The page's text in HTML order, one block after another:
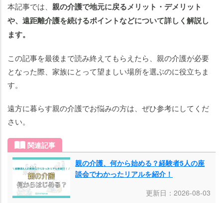
本記事では、 親の介護で地元に戻るメリット・デメリット
や、遠距離介護を続けるポイントなどについて詳しく解説し
ます。
この記事を最後まで読み終えてもらえたら、親の介護が必要
となった際、家族にとって望ましい場所を選ぶのに役立ちま
す。
遠方に暮らす親の介護でお悩みの方は、ぜひ参考にしてくだ
さい。
関連記事
親の介護、何から始める？経験者5人の座
談会でわかったリアルを紹介！
更新日：2026-08-03
元
に
デ
メ
リ
介
護
で
地
元